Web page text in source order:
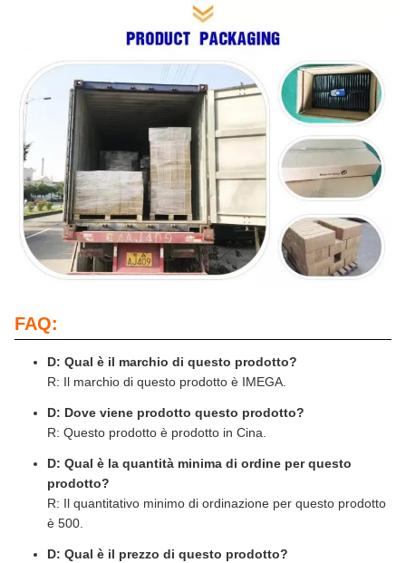
FAQ:
D: Qual è il marchio di questo prodotto?
R: Il marchio di questo prodotto è IMEGA.
D: Dove viene prodotto questo prodotto?
R: Questo prodotto è prodotto in Cina.
D: Qual è la quantità minima di ordine per questo
prodotto?
R: Il quantitativo minimo di ordinazione per questo prodotto
è 500.
D: Qual è il prezzo di questo prodotto?